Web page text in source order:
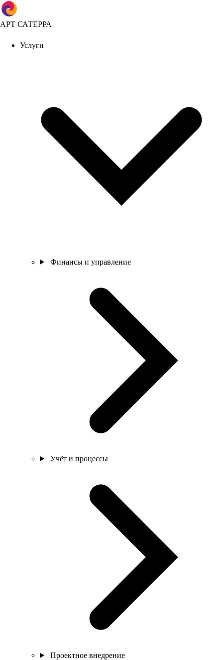
АРТ САТЕРРА
Услуги
Финансы и управление
Учёт и процессы
Проектное внедрение